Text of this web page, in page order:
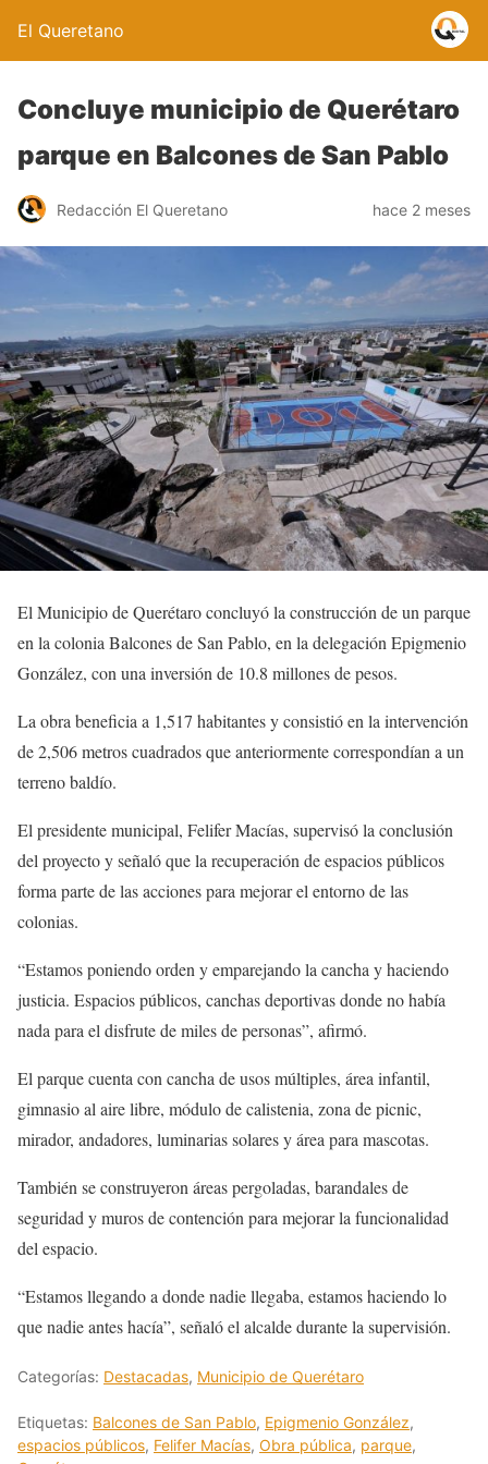
El Queretano
Concluye municipio de Querétaro
parque en Balcones de San Pablo
Redacción El Queretano hace 2 meses
El Municipio de Querétaro concluyó la construcción de un parque
en la colonia Balcones de San Pablo, en la delegación Epigmenio
González, con una inversión de 10.8 millones de pesos.
La obra beneficia a 1,517 habitantes y consistió en la intervención
de 2,506 metros cuadrados que anteriormente correspondían a un
terreno baldío.
El presidente municipal, Felifer Macías, supervisó la conclusión
del proyecto y señaló que la recuperación de espacios públicos
forma parte de las acciones para mejorar el entorno de las
colonias.
“Estamos poniendo orden y emparejando la cancha y haciendo
justicia. Espacios públicos, canchas deportivas donde no había
nada para el disfrute de miles de personas”, afirmó.
El parque cuenta con cancha de usos múltiples, área infantil,
gimnasio al aire libre, módulo de calistenia, zona de picnic,
mirador, andadores, luminarias solares y área para mascotas.
También se construyeron áreas pergoladas, barandales de
seguridad y muros de contención para mejorar la funcionalidad
del espacio.
“Estamos llegando a donde nadie llegaba, estamos haciendo lo
que nadie antes hacía”, señaló el alcalde durante la supervisión.
Categorías: Destacadas, Municipio de Querétaro
Etiquetas: Balcones de San Pablo, Epigmenio González,
espacios públicos, Felifer Macías, Obra pública, parque,